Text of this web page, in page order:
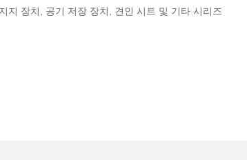
지 장치, 공기 저장 장치, 견인 시트 및 기타 시리즈